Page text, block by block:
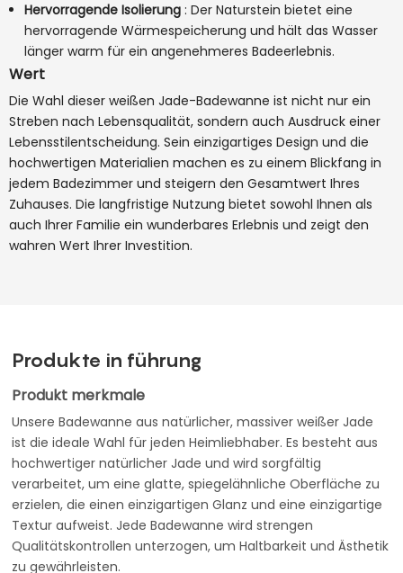
Hervorragende Isolierung : Der Naturstein bietet eine
hervorragende Wärmespeicherung und hält das Wasser
länger warm für ein angenehmeres Badeerlebnis.
Wert
Die Wahl dieser weißen Jade-Badewanne ist nicht nur ein
Streben nach Lebensqualität, sondern auch Ausdruck einer
Lebensstilentscheidung. Sein einzigartiges Design und die
hochwertigen Materialien machen es zu einem Blickfang in
jedem Badezimmer und steigern den Gesamtwert Ihres
Zuhauses. Die langfristige Nutzung bietet sowohl Ihnen als
auch Ihrer Familie ein wunderbares Erlebnis und zeigt den
wahren Wert Ihrer Investition.
Produkte in führung
Produkt merkmale
Unsere Badewanne aus natürlicher, massiver weißer Jade
ist die ideale Wahl für jeden Heimliebhaber. Es besteht aus
hochwertiger natürlicher Jade und wird sorgfältig
verarbeitet, um eine glatte, spiegelähnliche Oberfläche zu
erzielen, die einen einzigartigen Glanz und eine einzigartige
Textur aufweist. Jede Badewanne wird strengen
Qualitätskontrollen unterzogen, um Haltbarkeit und Ästhetik
zu gewährleisten.